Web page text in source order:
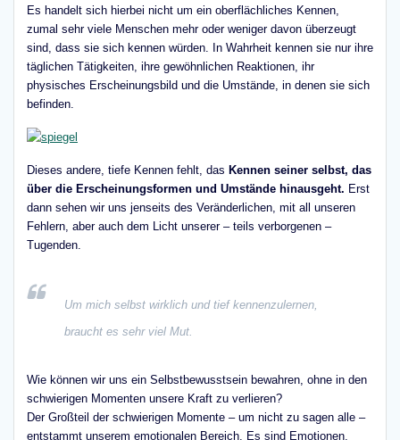
Es handelt sich hierbei nicht um ein oberflächliches Kennen,
zumal sehr viele Menschen mehr oder weniger davon überzeugt
sind, dass sie sich kennen würden. In Wahrheit kennen sie nur ihre
täglichen Tätigkeiten, ihre gewöhnlichen Reaktionen, ihr
physisches Erscheinungsbild und die Umstände, in denen sie sich
befinden.
Dieses andere, tiefe Kennen fehlt, das Kennen seiner selbst, das
über die Erscheinungsformen und Umstände hinausgeht. Erst
dann sehen wir uns jenseits des Veränderlichen, mit all unseren
Fehlern, aber auch dem Licht unserer – teils verborgenen –
Tugenden.
Um mich selbst wirklich und tief kennenzulernen,
braucht es sehr viel Mut.
Wie können wir uns ein Selbstbewusstsein bewahren, ohne in den
schwierigen Momenten unsere Kraft zu verlieren?
Der Großteil der schwierigen Momente – um nicht zu sagen alle –
entstammt unserem emotionalen Bereich. Es sind Emotionen,